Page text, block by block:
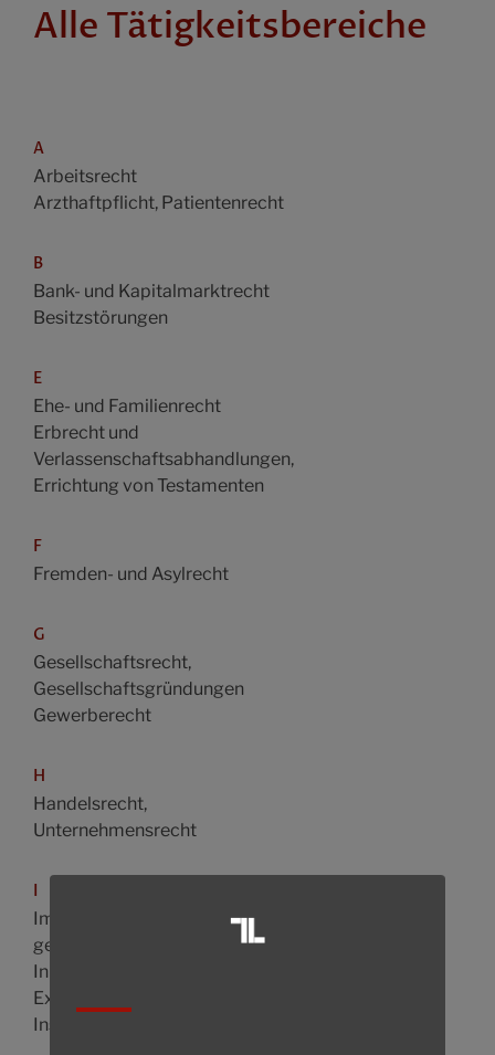
Alle Tätigkeitsbereiche
A
Arbeitsrecht
Arzthaftpflicht, Patientenrecht
B
Bank- und Kapitalmarktrecht
Besitzstörungen
E
Ehe- und Familienrecht
Erbrecht und
Verlassenschaftsabhandlungen,
Errichtung von Testamenten
F
Fremden- und Asylrecht
G
Gesellschaftsrecht,
Gesellschaftsgründungen
Gewerberecht
H
Handelsrecht,
Unternehmensrecht
I
Immaterialgüterrecht,
gewerblicher Rechtsschutz
Inkassowesen,
Exekutionsrecht
Insolvenzrecht